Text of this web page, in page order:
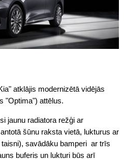
atklājis modernizētā vidējās
"Optima") attēlus.
jaunu radiatora režģi ar
šūnu raksta vietā, lukturus ar
savādāku bamperi ar trīs
buferis un lukturi būs arī